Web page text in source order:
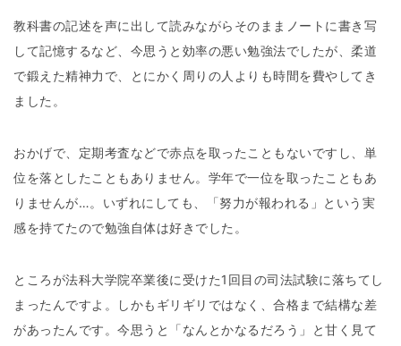
教科書の記述を声に出して読みながらそのままノートに書き写
して記憶するなど、今思うと効率の悪い勉強法でしたが、柔道
で鍛えた精神力で、とにかく周りの人よりも時間を費やしてき
ました。
おかげで、定期考査などで赤点を取ったこともないですし、単
位を落としたこともありません。 学年で一位を取ったこともあ
りませんが…。いずれにしても、「努力が報われる」という実
感を持てたので勉強自体は好きでした。
ところが法科大学院卒業後に受けた1回目の司法試験に落ちてし
まったんですよ。しかもギリギリではなく、合格まで結構な差
があったんです。今思うと「なんとかなるだろう」と甘く見て